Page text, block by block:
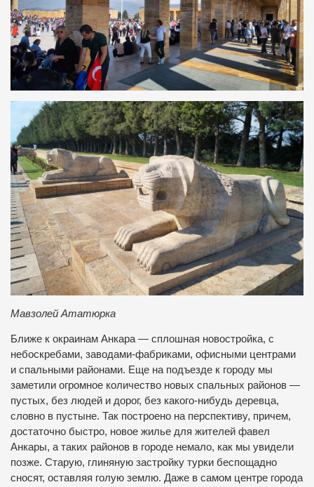
Мавзолей Ататюрка
Ближе к окраинам Анкара — сплошная новостройка, с
небоскребами, заводами-фабриками, офисными центрами
и спальными районами. Еще на подъезде к городу мы
заметили огромное количество новых спальных районов —
пустых, без людей и дорог, без какого-нибудь деревца,
словно в пустыне. Так построено на перспективу, причем,
достаточно быстро, новое жилье для жителей фавел
Анкары, а таких районов в городе немало, как мы увидели
позже. Старую, глиняную застройку турки беспощадно
сносят, оставляя голую землю. Даже в самом центре города